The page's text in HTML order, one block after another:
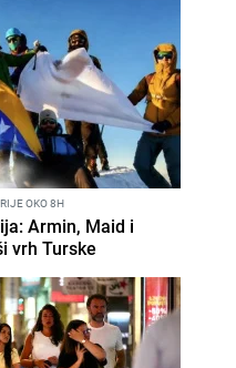
OKO 8H
Armin, Maid i
vrh Turske